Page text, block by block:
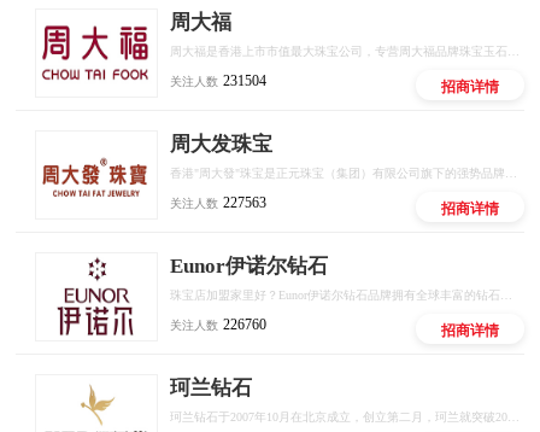
周大福
关注人数 231504 招商详情
周大发珠宝
关注人数 227563 招商详情
Eunor伊诺尔钻石
关注人数 226760 招商详情
珂兰钻石